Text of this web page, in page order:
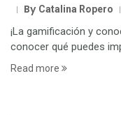
By Catalina Ropero
¡La gamificación y
conocer qué puedes
Read more